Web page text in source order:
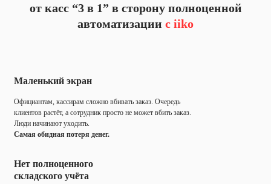
от касс “3 в 1” в сторону полноценной
автоматизации с iiko
Маленький экран
Официантам, кассирам сложно вбивать заказ. Очередь
клиентов растёт, а сотрудник просто не может вбить заказ.
Люди начинают уходить.
Самая обидная потеря денег.
Нет полноценного
складского учёта